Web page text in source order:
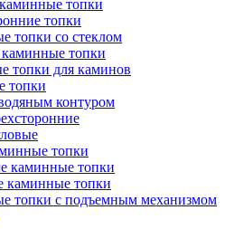
топки
топки
топки со стеклом
топки
топки для каминов
топки
контуром
топки
каминные топки
каминные топки
топки с подъемным механизмом